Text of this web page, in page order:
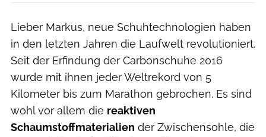
Lieber Markus, neue Schuhtechnologien haben
in den letzten Jahren die Laufwelt revolutioniert.
Seit der Erfindung der Carbonschuhe 2016
wurde mit ihnen jeder Weltrekord von 5
Kilometer bis zum Marathon gebrochen. Es sind
wohl vor allem die reaktiven
Schaumstoffmaterialien der Zwischensohle, die